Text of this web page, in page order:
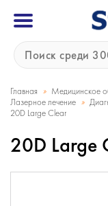
Главная » Медицинское
Лазерное лечение »
20D Large Clear
20D Large